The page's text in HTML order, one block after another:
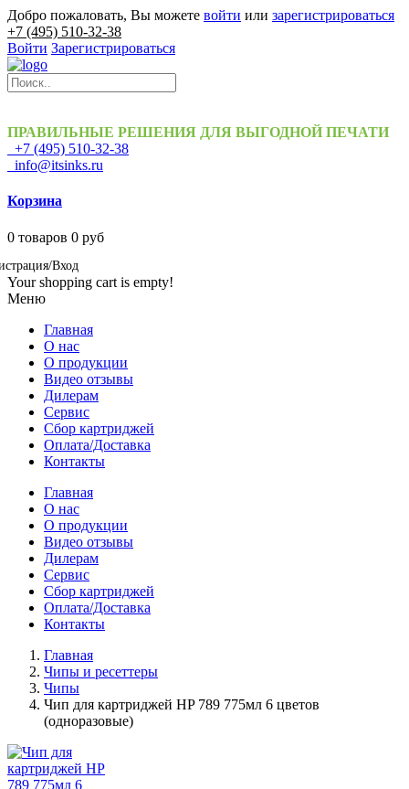
Добро пожаловать, Вы можете войти или зарегистрироваться
+7 (495) 510-32-38
Войти Зарегистрироваться
ПРАВИЛЬНЫЕ РЕШЕНИЯ ДЛЯ ВЫГОДНОЙ ПЕЧАТИ
+7 (495) 510-32-38
info@itsinks.ru
Корзина
0 товаров 0 руб
Вход
Your shopping cart is empty!
Меню
Главная
О нас
О продукции
Видео отзывы
Дилерам
Сервис
Сбор картриджей
Оплата/Доставка
Контакты
Главная
О нас
О продукции
Видео отзывы
Дилерам
Сервис
Сбор картриджей
Оплата/Доставка
Контакты
Главная
Чипы и ресеттеры
Чипы
Чип для картриджей HP 789 775мл 6 цветов
(одноразовые)